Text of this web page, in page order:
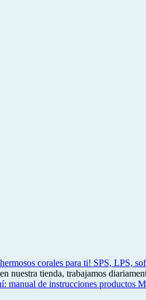
corales para ti! SPS, LPS,
nuestra tienda, trabajamos
manual de instrucciones productos